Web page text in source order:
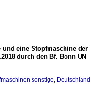
eine Stopfmaschine der
durch den Bf. Bonn UN
sonstige Deutschland